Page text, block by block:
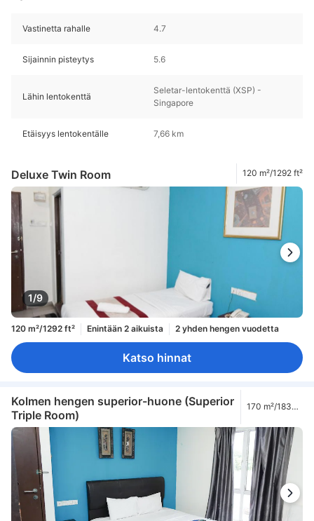
Vastinetta rahalle 4.7
Sijainnin pisteytys 5.6
Lähin lentokenttä
Seletar-lentokenttä (XSP) -
Singapore
Etäisyys lentokentälle 7,66 km
Deluxe Twin Room 120 m²/1292 ft²
1/9
120 m²/1292 ft² Enintään 2 aikuista 2 yhden hengen vuodetta
Katso hinnat
Kolmen hengen superior-huone (Superior
Triple Room)
170 m²/1830